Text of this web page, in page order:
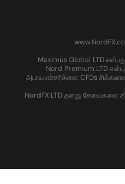
Maximus Global LTD
Nord Premium LTD
அபாய எச்சரிக்கை: CFDs
NordFX LTD தனது சேவைகளை